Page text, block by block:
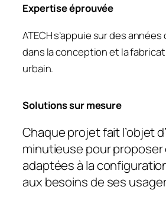
Expertise éprouvée
ATECH s’appuie sur des années
dans la conception et la
urbain.
Solutions sur mesure
Chaque projet fait l’objet
minutieuse pour
adaptées à la
aux besoins de ses